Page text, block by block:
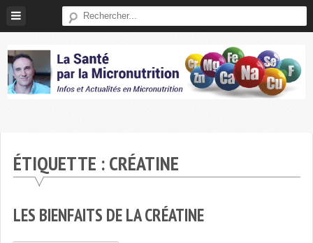
Skip
ÉTIQUETTE :CRÉATINE
LES BIENFAITS DE LA CRÉATINE